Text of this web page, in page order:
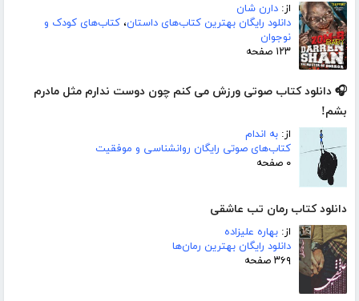
از: دارن شان
دانلود رایگان بهترین کتاب‌های داستان، کتاب‌های کودک و
نوجوان
۱۲۳ صفحه
🎧 دانلود کتاب صوتی ورزش می کنم چون دوست ندارم مثل مادرم
بشم!
از: به اندام
کتاب‌های صوتی رایگان روانشناسی و موفقیت
۰ صفحه
دانلود کتاب رمان تب عاشقی
از: بهاره علیزاده
دانلود رایگان بهترین رمان‌ها
۳۶۹ صفحه